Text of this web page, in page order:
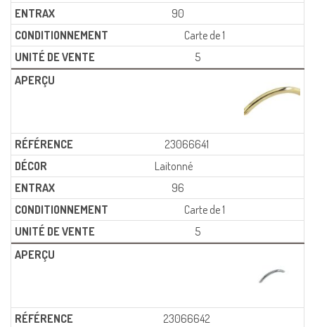
90
Carte de 1
5
23066641
Laitonné
96
Carte de 1
5
23066642